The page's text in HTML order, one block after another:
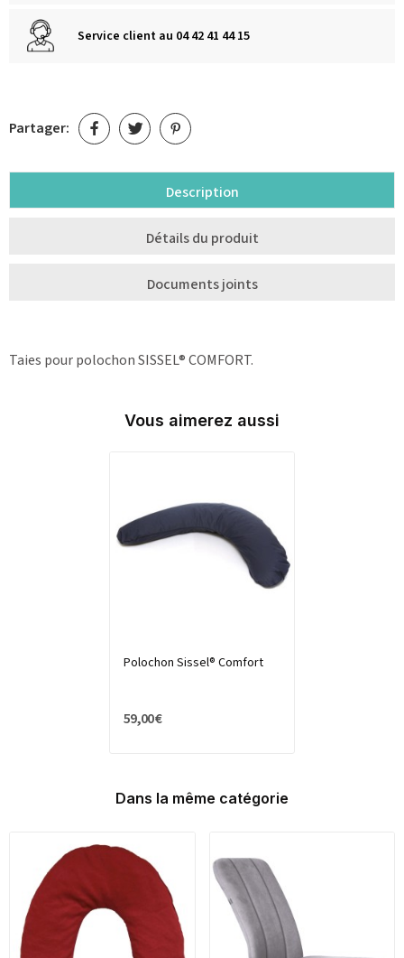
Service client au 04 42 41 44 15
Partager:
Description
Détails du produit
Documents joints
Taies pour polochon SISSEL® COMFORT.
Vous aimerez aussi
Polochon Sissel® Comfort
59,00 €
Dans la même catégorie